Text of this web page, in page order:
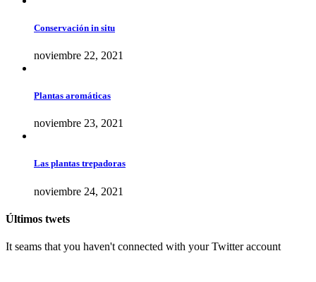
Conservación in situ
noviembre 22, 2021
Plantas aromáticas
noviembre 23, 2021
Las plantas trepadoras
noviembre 24, 2021
Últimos twets
It seams that you haven't connected with your Twitter account